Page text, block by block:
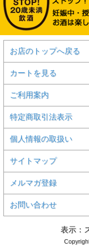
お店のトップへ戻る
カートを見る
ご利用案内
特定商取引法表示
個人情報の取扱い
サイトマップ
メルマガ登録
お問い合わせ
表示：